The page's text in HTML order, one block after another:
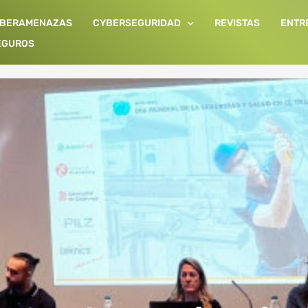
CYBERSEGURIDAD REVISTAS